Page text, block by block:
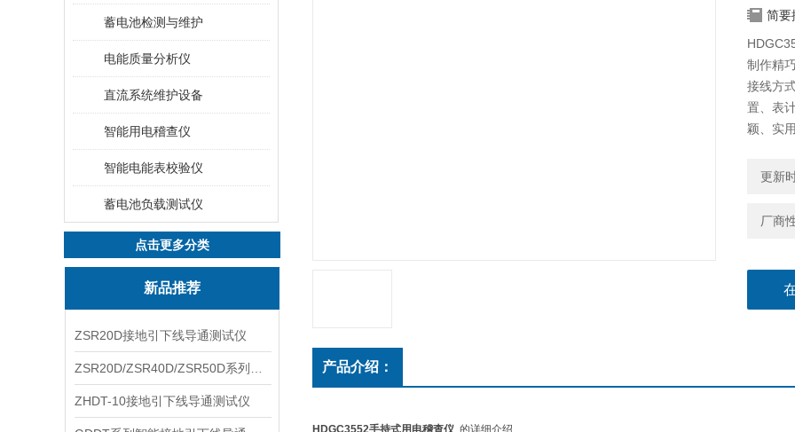
蓄电池检测与维护
电能质量分析仪
直流系统维护设备
智能用电稽查仪
智能电能表校验仪
蓄电池负载测试仪
点击更多分类
新品推荐
ZSR20D接地引下线导通测试仪
ZHDT-10接地引下线导通测试仪
简要
制作精
接线方
置、表
颖、实
更新
厂商
产品介绍：
HDGC3552手持式用电稽查仪 的详细介绍